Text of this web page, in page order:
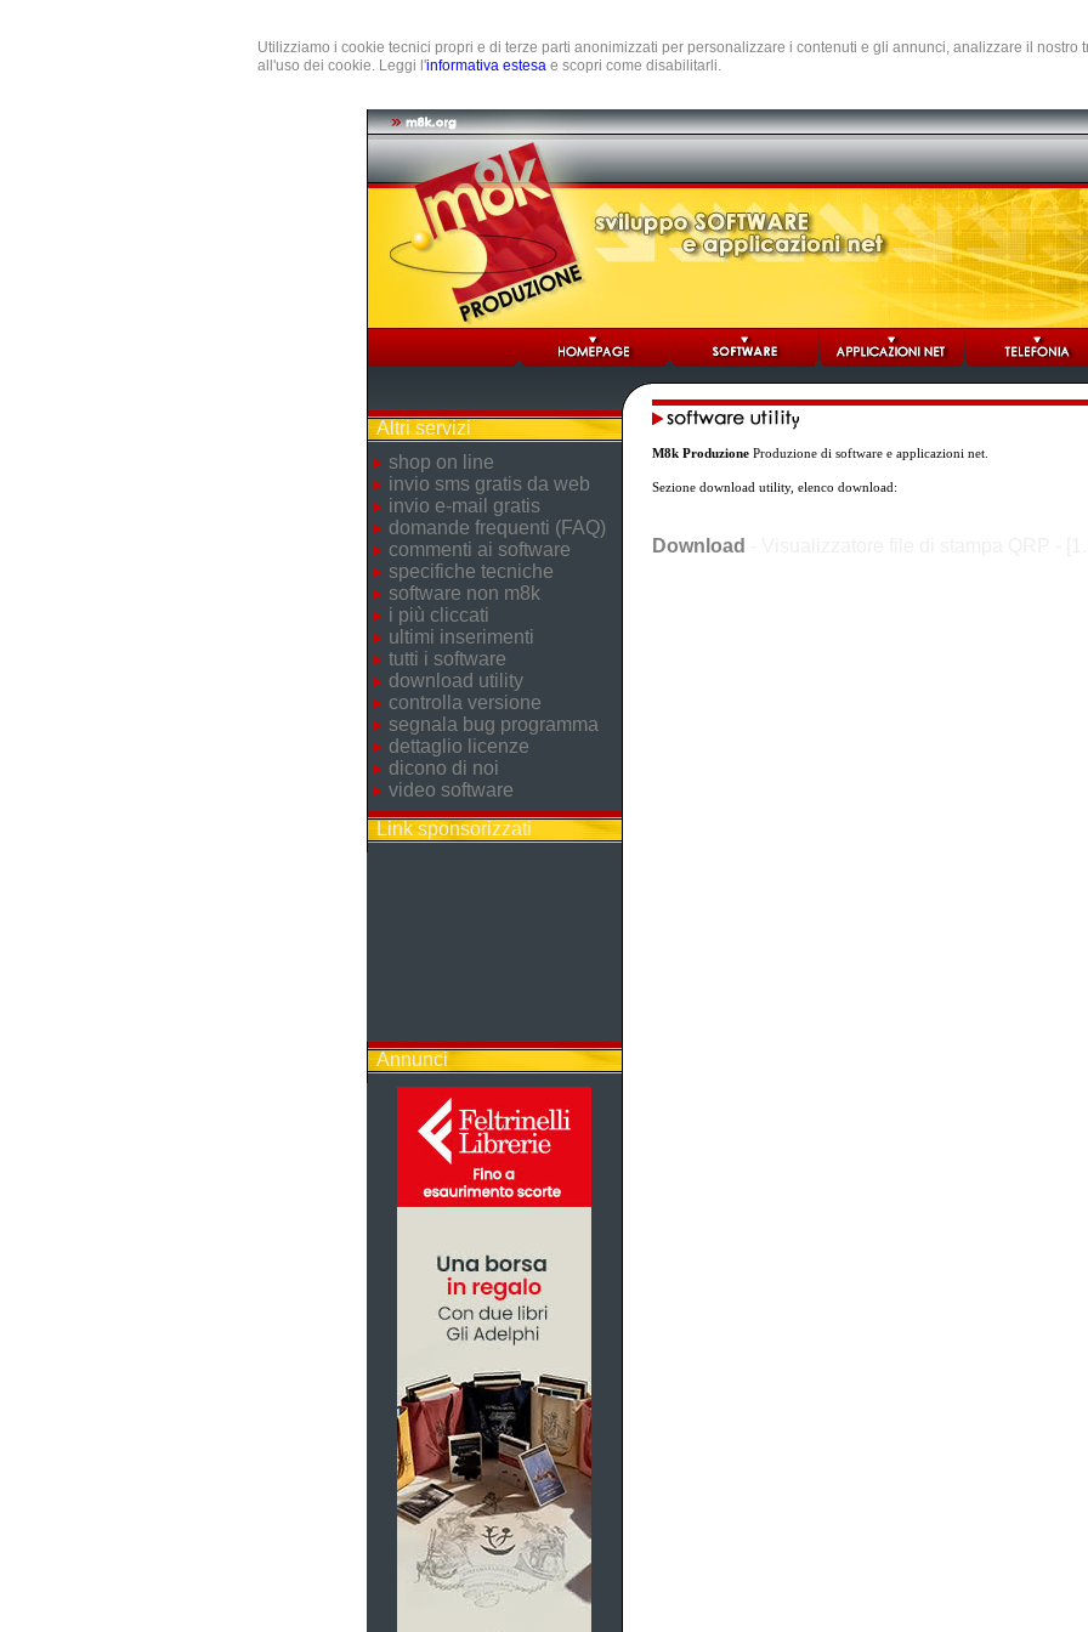
Utilizziamo i cookie tecnici propri e di terze parti anonimizzati per personalizzare i contenuti e gli annunci, analizzare il nostro
all'uso dei cookie. Leggi l'informativa estesa e scopri come disabilitarli.
Altri servizi
shop on line
invio sms gratis da web
invio e-mail gratis
domande frequenti (FAQ)
commenti ai software
specifiche tecniche
software non m8k
i più cliccati
ultimi inserimenti
tutti i software
download utility
controlla versione
segnala bug programma
dettaglio licenze
dicono di noi
video software
Link sponsorizzati
Annunci
M8k Produzione Produzione di software e applicazioni net.
Sezione download utility, elenco download:
Download